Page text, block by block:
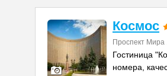
Космос
Проспект Мира
Гостиница
номера,